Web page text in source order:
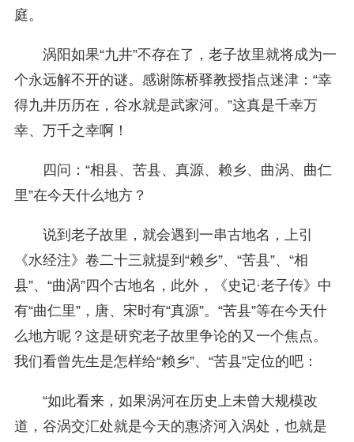
庭。
涡阳如果“九井”不存在了，老子故里就将成为一
个永远解不开的谜。感谢陈桥驿教授指点迷津：“幸
得九井历历在，谷水就是武家河。”这真是千幸万
幸、万千之幸啊！
四问：“相县、苦县、真源、赖乡、曲涡、曲仁
里”在今天什么地方？
说到老子故里，就会遇到一串古地名，上引
《水经注》卷二十三就提到“赖乡”、“苦县”、“相
县”、“曲涡”四个古地名，此外，《史记·老子传》中
有“曲仁里”，唐、宋时有“真源”。“苦县”等在今天什
么地方呢？这是研究老子故里争论的又一个焦点。
我们看曾先生是怎样给“赖乡”、“苦县”定位的吧：
“如此看来，如果涡河在历史上未曾大规模改
道，谷涡交汇处就是今天的惠济河入涡处，也就是